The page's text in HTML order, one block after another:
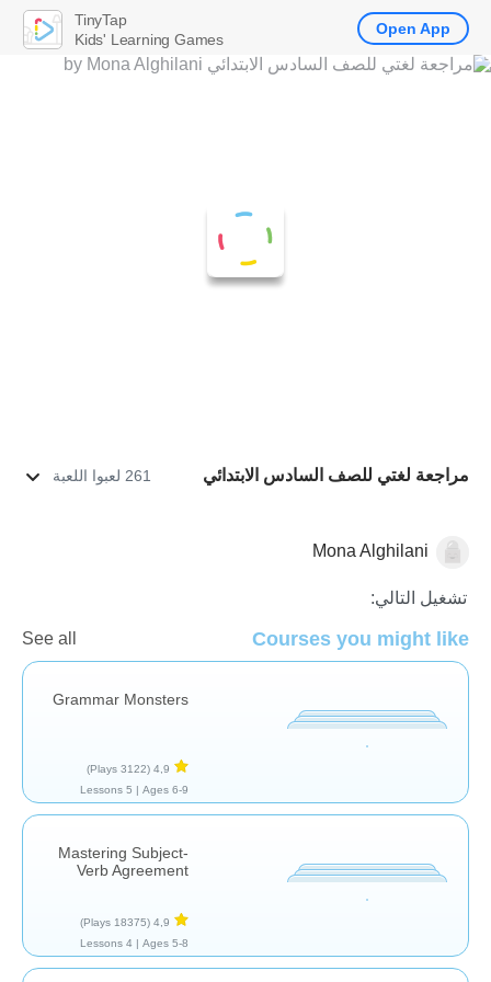
مراجعة لغتي للصف السادس الابتدائي 261 لعبوا اللعبة
نحو Mona Alghilani
تشغيل التالي:
Courses you might like
See all
Grammar Monsters
4,9
(3122 Plays)
Ages 6-9 |
5 Lessons
Mastering Subject-
Verb Agreement
4,9
(18375 Plays)
Ages 5-8 |
4 Lessons
TinyTap
Kids' Learning Games
Open App